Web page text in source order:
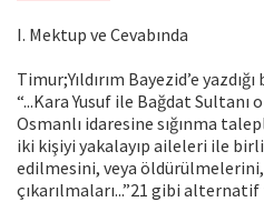
I. Mektup ve Cevabında
Timur;Yıldırım Bayezid’e
“...Kara Yusuf ile Bağdat Sultanı
Osmanlı idaresine sığınma
iki kişiyi yakalayıp aileleri ile
edilmesini, veya öldürülmelerini,
çıkarılmaları...”21 gibi